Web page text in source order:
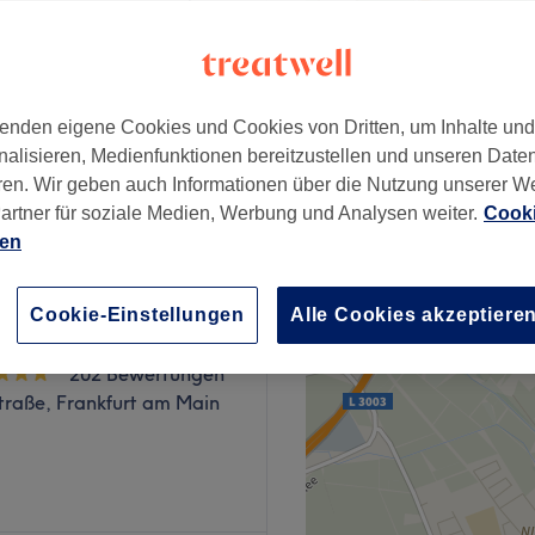
ab 46,75 €
Spare bis zu 15%
dreht sich alles um
Frankfurt
202 Bewertungen
Frankfurt am Main
eigene Cookies und Cookies von Dritten, um Inhalte
Medienfunktionen bereitzustellen und unseren
Wir geben auch Informationen über die Nutzung unserer
für soziale Medien, Werbung und Analysen weiter.
Cookie-Einstellungen Alle Cookies akzeptieren